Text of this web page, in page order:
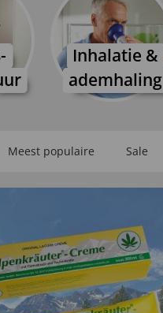
Inhalatie &
ademhaling
Meest populaire Sale